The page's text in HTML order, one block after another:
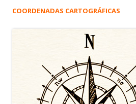
COORDENADAS CARTOGRÁFICAS